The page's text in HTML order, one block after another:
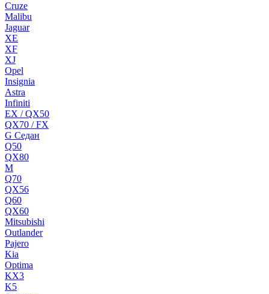
Cruze
Malibu
Jaguar
XE
XF
XJ
Opel
Insignia
Astra
Infiniti
EX / QX50
QX70 / FX
G Cедан
Q50
QX80
M
Q70
QX56
Q60
QX60
Mitsubishi
Outlander
Pajero
Kia
Optima
KX3
K5